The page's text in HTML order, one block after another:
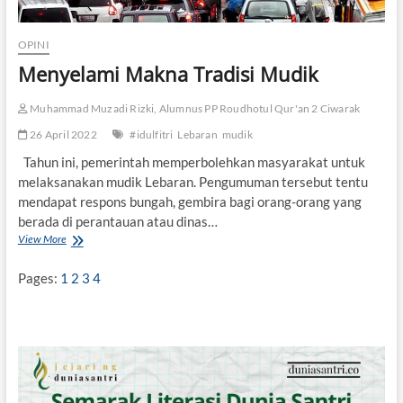
i
b
t
a
K
e
d
i
l
l
OPINI
Menyelami Makna Tradisi Mudik
Muhammad Muzadi Rizki, Alumnus PP Roudhotul Qur'an 2 Ciwarak
26 April 2022
#idulfitri Lebaran mudik
Tahun ini, pemerintah memperbolehkan masyarakat untuk
melaksanakan mudik Lebaran. Pengumuman tersebut tentu
mendapat respons bungah, gembira bagi orang-orang yang
berada di perantauan atau dinas…
View MoreM
y
i
M
Pages: 1 2 3 4